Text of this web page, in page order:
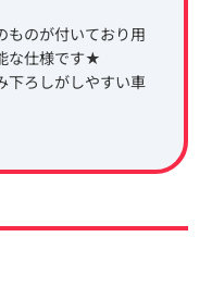
ものが付いており用
な仕様です★
下ろしがしやすい車